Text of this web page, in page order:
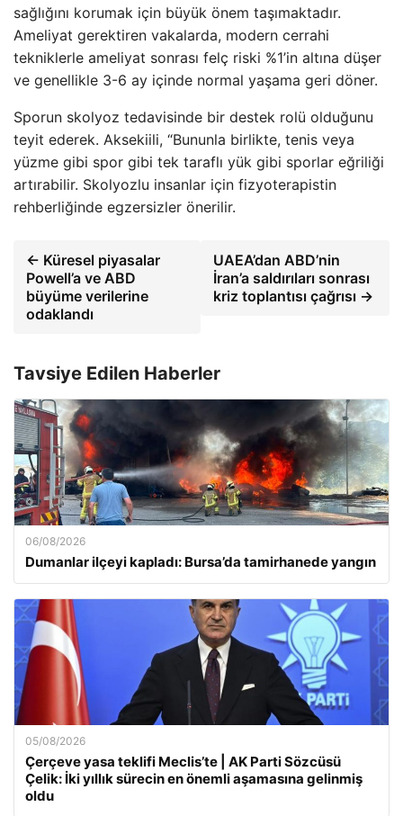
sağlığını korumak için büyük önem taşımaktadır.
Ameliyat gerektiren vakalarda, modern cerrahi
tekniklerle ameliyat sonrası felç riski %1’in altına düşer
ve genellikle 3-6 ay içinde normal yaşama geri döner.
Sporun skolyoz tedavisinde bir destek rolü olduğunu
teyit ederek. Aksekiili, “Bununla birlikte, tenis veya
yüzme gibi spor gibi tek taraflı yük gibi sporlar eğriliği
artırabilir. Skolyozlu insanlar için fizyoterapistin
rehberliğinde egzersizler önerilir.
← Küresel piyasalar
Powell’a ve ABD
büyüme verilerine
odaklandı
UAEA’dan ABD’nin
İran’a saldırıları sonrası
kriz toplantısı çağrısı →
Tavsiye Edilen Haberler
06/08/2026
Dumanlar ilçeyi kapladı: Bursa’da tamirhanede yangın
05/08/2026
Çerçeve yasa teklifi Meclis’te | AK Parti Sözcüsü
Çelik: İki yıllık sürecin en önemli aşamasına gelinmiş
oldu